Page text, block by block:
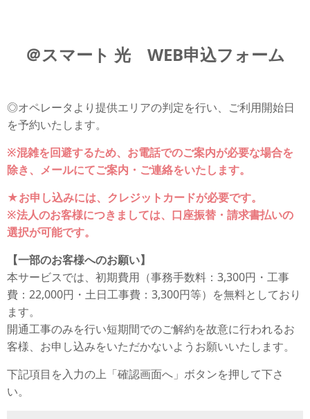
＠スマート 光 WEB申込フォーム
◎オペレータより提供エリアの判定を行い、ご利用開始日
を予約いたします。
※混雑を回避するため、お電話でのご案内が必要な場合を
除き、メールにてご案内・ご連絡をいたします。
★お申し込みには、クレジットカードが必要です。
※法人のお客様につきましては、口座振替・請求書払いの
選択が可能です。
【一部のお客様へのお願い】
本サービスでは、初期費用（事務手数料：3,300円・工事
費：22,000円・土日工事費：3,300円等）を無料としており
ます。
開通工事のみを行い短期間でのご解約を故意に行われるお
客様、お申し込みをいただかないようお願いいたします。
下記項目を入力の上「確認画面へ」ボタンを押して下さ
い。